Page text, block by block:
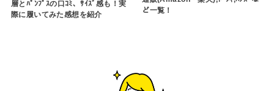
層とﾊﾟﾝﾌﾟｽの口ｺﾐ、ｻｲｽﾞ感も！実
際に履いてみた感想を紹介
ど一覧！